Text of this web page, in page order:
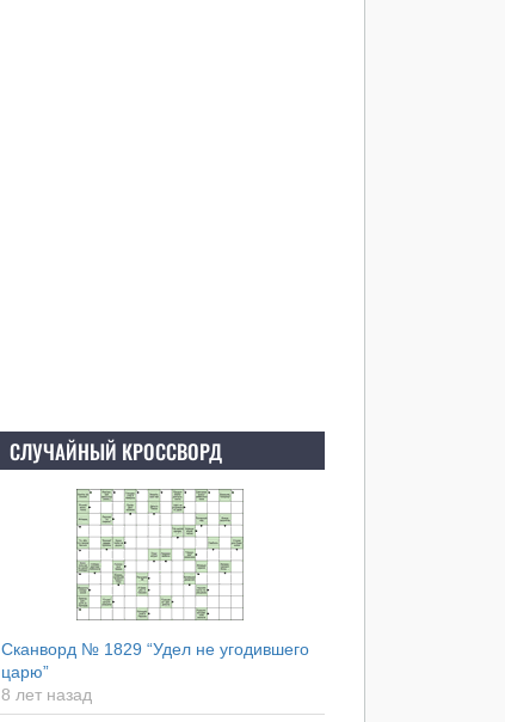
СЛУЧАЙНЫЙ КРОССВОРД
Сканворд № 1829 “Удел не угодившего
царю”
8 лет назад